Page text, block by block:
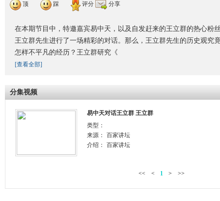
顶 踩 评分 分享
在本期节目中，特邀嘉宾易中天，以及自发赶来的王立群的热心粉
王立群先生进行了一场精彩的对话。那么，王立群先生的历史观究
怎样不平凡的经历？王立群研究《
[查看全部]
分集视频
易中天对话王立群 王立群
类型：
来源：
百家讲坛
介绍：
百家讲坛
<< < 1 > >>